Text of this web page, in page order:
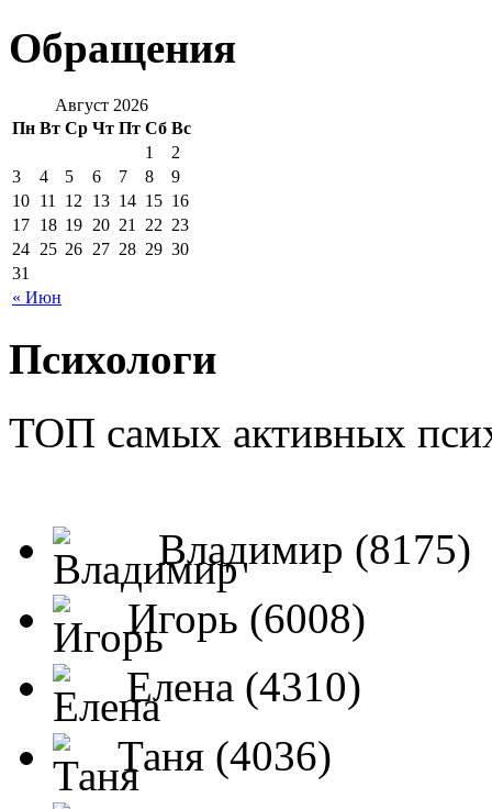
Обращения
Август 2026
Пн Вт Ср Чт Пт Сб Вс
« Июн
1
2
3
4 5 6 7 8
9
10 11 12 13 14 15 16
17 18 19 20 21 22 23
24 25 26 27 28 29 30
31
Психологи
ТОП самых активных
Владимир (8175)
Игорь (6008)
Елена (4310)
Таня (4036)